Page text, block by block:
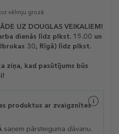
vēlmju grozā
UZ DOUGLAS VEIKALIEM!
dienās līdz plkst. 15.00 un
30, Rīgā) līdz plkst.
ziņa, kad pasūtījums būs
produktus ar zvaigznītes
saņem pārsteiguma dāvanu.